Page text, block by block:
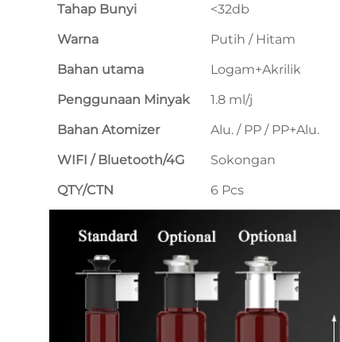
Tahap Bunyi
<32db
Warna
Putih / Hitam
Bahan utama
Logam+Akrilik
Penggunaan Minyak
1.8 ml/j
Bahan Atomizer
Alu. / PP / PP+Alu.
WIFI / Bluetooth/4G
Sokongan
QTY/CTN
6 Pcs